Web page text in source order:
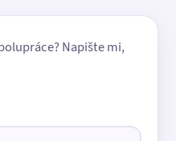
Napište mi,